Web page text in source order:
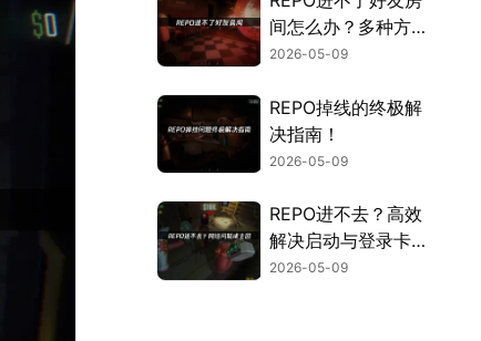
间怎么办？多种方法
详解！
2026-05-09
REPO掉线的终极解
决指南！
2026-05-09
REPO进不去？高效
解决启动与登录卡死
问题全攻略！
2026-05-09